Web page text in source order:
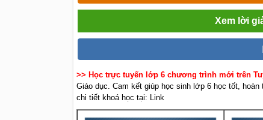
Xem lời
>> Học trực tuyến lớp 6 chương trình mới trên
Giáo dục. Cam kết giúp học sinh lớp 6 học tốt,
chi tiết khoá học tại: Link